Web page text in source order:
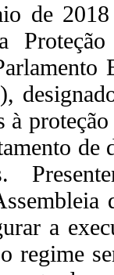
de
à
de
a
regime